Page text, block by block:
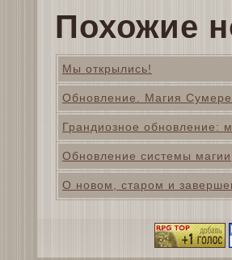
Похожие
Мы открылись!
Обновление. Магия
Грандиозное обновление:
Обновление системы магии
О новом, старом и